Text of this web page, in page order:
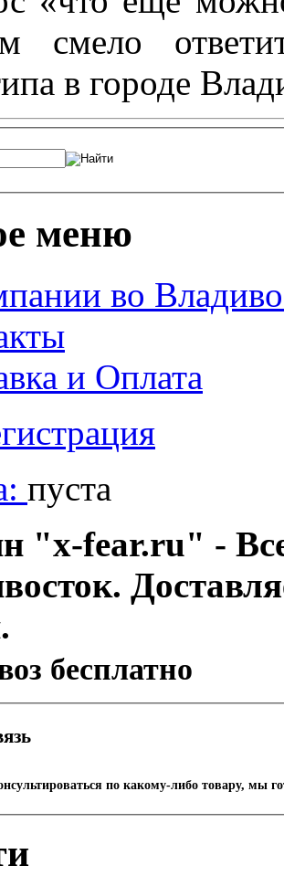
смело
в городе
меню
во
и Оплата
пуста
"x-fear.ru" -
бесплатно
по какому-либо товару, мы